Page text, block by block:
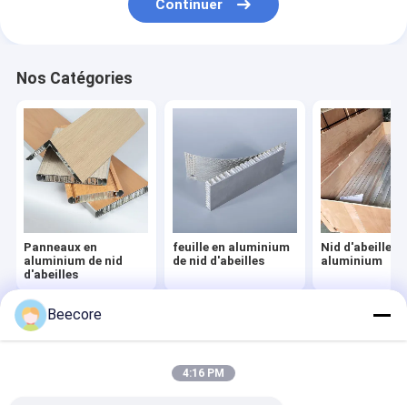
Machine à pépins de miel
Noyau de nid d'abeille en papier
Noyau de nid de miel en acier inoxydable
Tableau de travail du nid d'abeille
Loup-garou
Produits à base de nid d'abeille
Continuer
Nos Catégories
Panneaux en
aluminium de nid
d'abeilles
feuille en aluminium
de nid d'abeilles
Nid d'abeilles
aluminium
nous
nous
Site
Plan du site
Privacy Policy
Beecore
4:16 PM